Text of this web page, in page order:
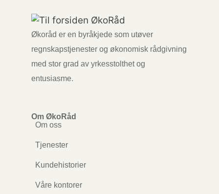
Økoråd er en byråkjede som utøver
regnskapstjenester og økonomisk rådgivning
med stor grad av yrkesstolthet og
entusiasme.
Om ØkoRåd
Om oss
Tjenester
Kundehistorier
Våre kontorer